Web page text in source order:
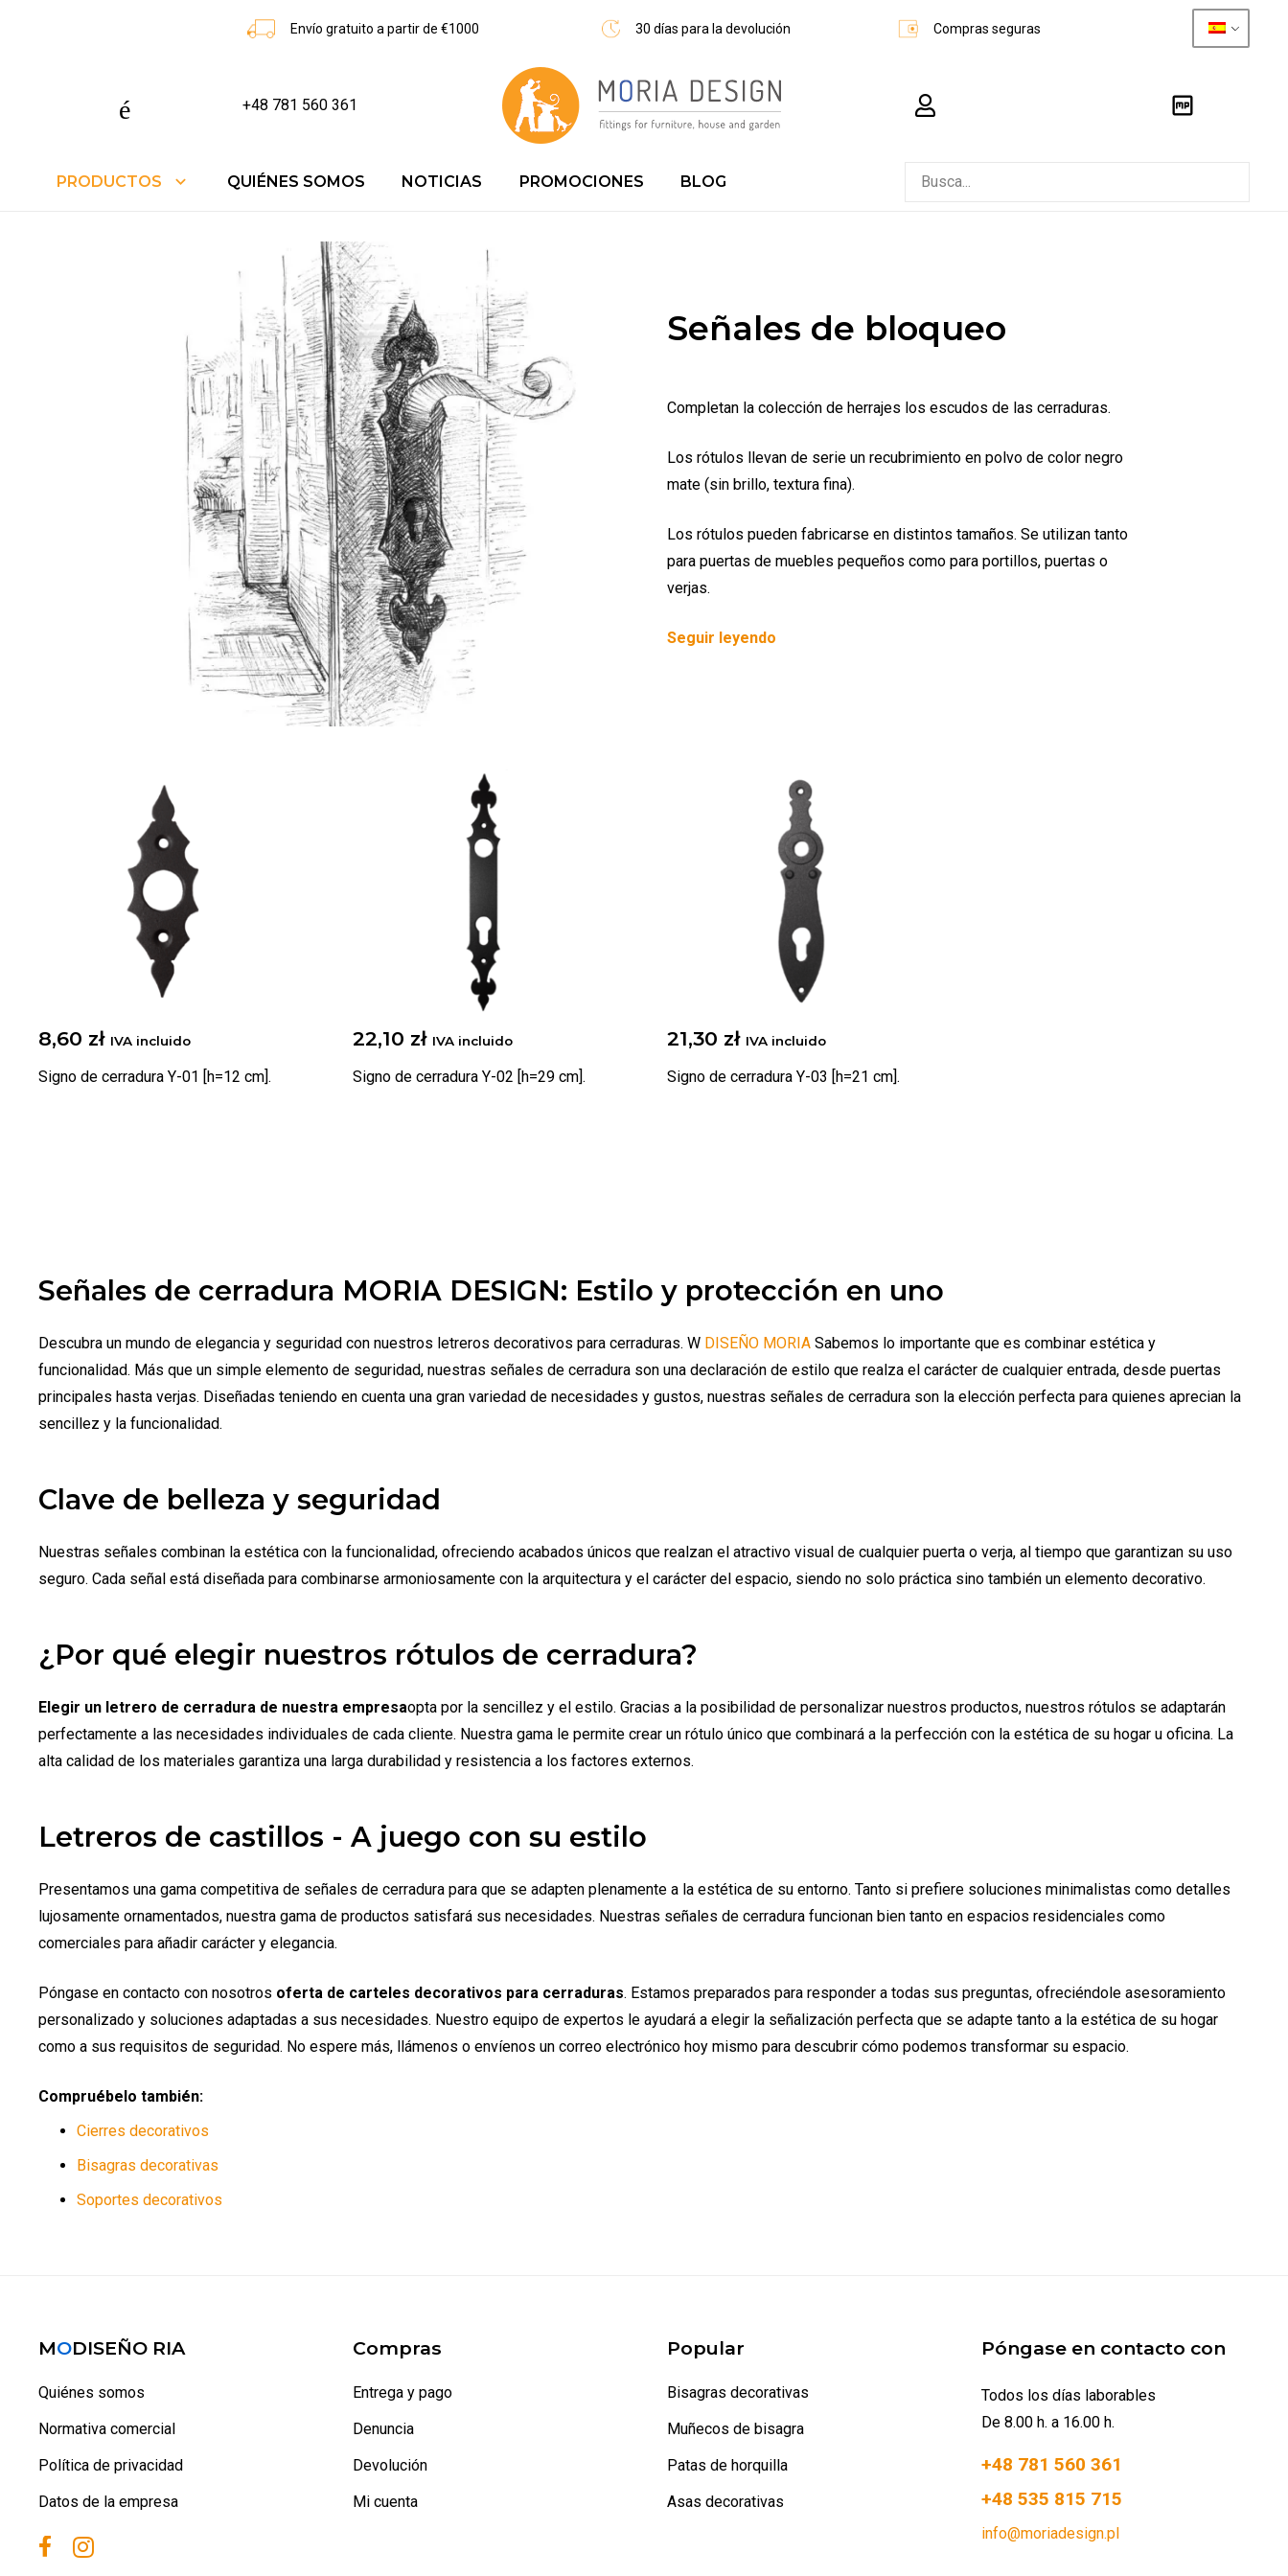
Envío gratuito a partir de €1000 30 días para la devolución Compras seguras
teléfono +48 781 560 361 carro_compra
PRODUCTOS QUIÉNES SOMOS NOTICIAS PROMOCIONES BLOG
Señales de bloqueo
Completan la colección de herrajes los escudos de las cerraduras.
Los rótulos llevan de serie un recubrimiento en polvo de color negro
mate (sin brillo, textura fina).
Los rótulos pueden fabricarse en distintos tamaños. Se utilizan tanto
para puertas de muebles pequeños como para portillos, puertas o
verjas.
Seguir leyendo
8,60 zł IVA incluido
Signo de cerradura Y-01 [h=12 cm].
22,10 zł IVA incluido
Signo de cerradura Y-02 [h=29 cm].
21,30 zł IVA incluido
Signo de cerradura Y-03 [h=21 cm].
Señales de cerradura MORIA DESIGN: Estilo y protección en uno
Descubra un mundo de elegancia y seguridad con nuestros letreros decorativos para cerraduras. W DISEÑO MORIA Sabemos lo importante que es combinar estética y
funcionalidad. Más que un simple elemento de seguridad, nuestras señales de cerradura son una declaración de estilo que realza el carácter de cualquier entrada, desde puertas
principales hasta verjas. Diseñadas teniendo en cuenta una gran variedad de necesidades y gustos, nuestras señales de cerradura son la elección perfecta para quienes aprecian la
sencillez y la funcionalidad.
Clave de belleza y seguridad
Nuestras señales combinan la estética con la funcionalidad, ofreciendo acabados únicos que realzan el atractivo visual de cualquier puerta o verja, al tiempo que garantizan su uso
seguro. Cada señal está diseñada para combinarse armoniosamente con la arquitectura y el carácter del espacio, siendo no solo práctica sino también un elemento decorativo.
¿Por qué elegir nuestros rótulos de cerradura?
Elegir un letrero de cerradura de nuestra empresaopta por la sencillez y el estilo. Gracias a la posibilidad de personalizar nuestros productos, nuestros rótulos se adaptarán
perfectamente a las necesidades individuales de cada cliente. Nuestra gama le permite crear un rótulo único que combinará a la perfección con la estética de su hogar u oficina. La
alta calidad de los materiales garantiza una larga durabilidad y resistencia a los factores externos.
Letreros de castillos - A juego con su estilo
Presentamos una gama competitiva de señales de cerradura para que se adapten plenamente a la estética de su entorno. Tanto si prefiere soluciones minimalistas como detalles
lujosamente ornamentados, nuestra gama de productos satisfará sus necesidades. Nuestras señales de cerradura funcionan bien tanto en espacios residenciales como
comerciales para añadir carácter y elegancia.
Póngase en contacto con nosotros oferta de carteles decorativos para cerraduras. Estamos preparados para responder a todas sus preguntas, ofreciéndole asesoramiento
personalizado y soluciones adaptadas a sus necesidades. Nuestro equipo de expertos le ayudará a elegir la señalización perfecta que se adapte tanto a la estética de su hogar
como a sus requisitos de seguridad. No espere más, llámenos o envíenos un correo electrónico hoy mismo para descubrir cómo podemos transformar su espacio.
Compruébelo también:
Cierres decorativos
Bisagras decorativas
Soportes decorativos
MODISEÑO RIA
Quiénes somos
Normativa comercial
Política de privacidad
Datos de la empresa
Compras
Entrega y pago
Denuncia
Devolución
Mi cuenta
Popular
Bisagras decorativas
Muñecos de bisagra
Patas de horquilla
Asas decorativas
Póngase en contacto con
Todos los días laborables
De 8.00 h. a 16.00 h.
+48 781 560 361
+48 535 815 715
info@moriadesign.pl